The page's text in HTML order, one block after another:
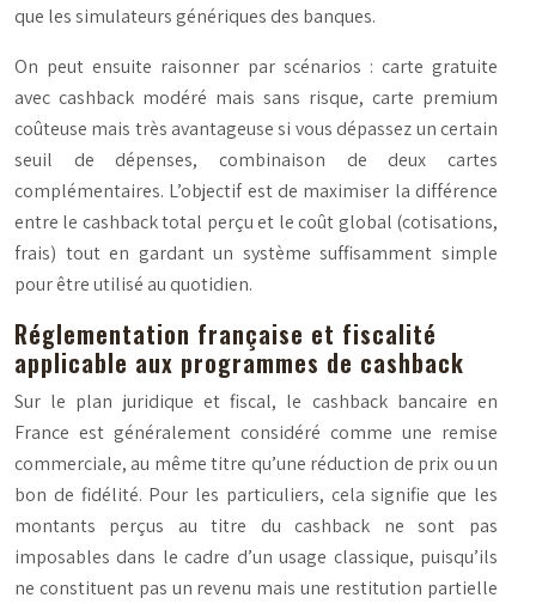
que les simulateurs génériques des banques.
On peut ensuite raisonner par scénarios : carte gratuite
avec cashback modéré mais sans risque, carte premium
coûteuse mais très avantageuse si vous dépassez un certain
seuil de dépenses, combinaison de deux cartes
complémentaires. L’objectif est de maximiser la différence
entre le cashback total perçu et le coût global (cotisations,
frais) tout en gardant un système suffisamment simple
pour être utilisé au quotidien.
Réglementation française et fiscalité
applicable aux programmes de cashback
Sur le plan juridique et fiscal, le cashback bancaire en
France est généralement considéré comme une remise
commerciale, au même titre qu’une réduction de prix ou un
bon de fidélité. Pour les particuliers, cela signifie que les
montants perçus au titre du cashback ne sont pas
imposables dans le cadre d’un usage classique, puisqu’ils
ne constituent pas un revenu mais une restitution partielle